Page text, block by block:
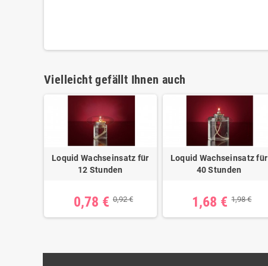
Vielleicht gefällt Ihnen auch
Loquid Wachseinsatz für
12 Stunden
0,78 € 0,92 €
Loquid Wachseinsatz für
40 Stunden
1,68 € 1,98 €